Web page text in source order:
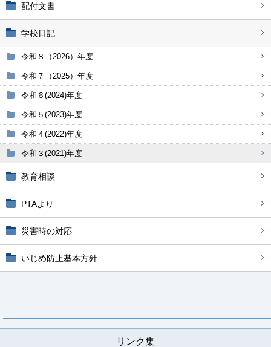
配付文書
学校日記
令和８（2026）年度
令和７（2025）年度
令和６(2024)年度
令和５(2023)年度
令和４(2022)年度
令和３(2021)年度
教育相談
PTAより
災害時の対応
いじめ防止基本方針
リンク集